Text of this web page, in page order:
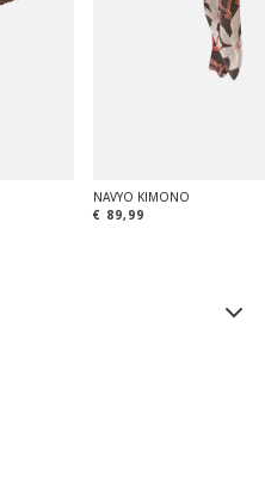
NAVYO KIMONO
€ 89,99